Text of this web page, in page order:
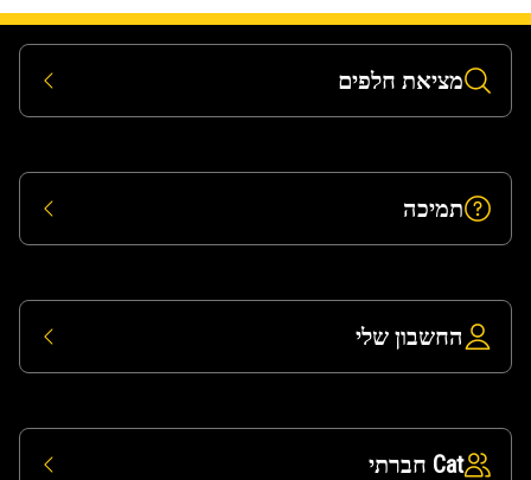
מציאת חלפים
תמיכה
החשבון שלי
Cat חברתי